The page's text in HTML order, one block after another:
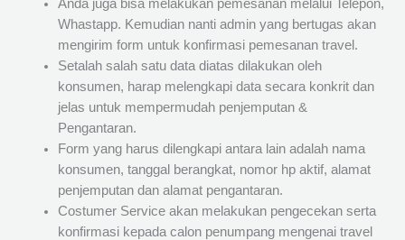
Anda juga bisa melakukan pemesanan melalui Telepon,
Whastapp. Kemudian nanti admin yang bertugas akan
mengirim form untuk konfirmasi pemesanan travel.
Setalah salah satu data diatas dilakukan oleh
konsumen, harap melengkapi data secara konkrit dan
jelas untuk mempermudah penjemputan &
Pengantaran.
Form yang harus dilengkapi antara lain adalah nama
konsumen, tanggal berangkat, nomor hp aktif, alamat
penjemputan dan alamat pengantaran.
Costumer Service akan melakukan pengecekan serta
konfirmasi kepada calon penumpang mengenai travel